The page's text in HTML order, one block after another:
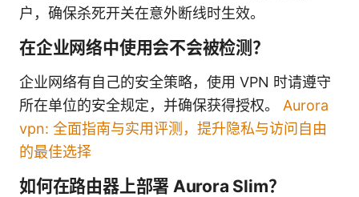
户，确保杀死开关在意外断线时生效。
在企业网络中使用会不会被检测？
企业网络有自己的安全策略，使用 VPN 时请遵守
所在单位的安全规定，并确保获得授权。 Aurora
vpn: 全面指南与实用评测，提升隐私与访问自由
的最佳选择
如何在路由器上部署 Aurora Slim？